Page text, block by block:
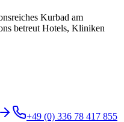
Kurbad am
betreut Hotels, Kliniken
+49 (0) 336 78 417 855